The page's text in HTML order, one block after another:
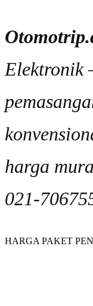
Elektronik
harga
021-
HARGA PAKET